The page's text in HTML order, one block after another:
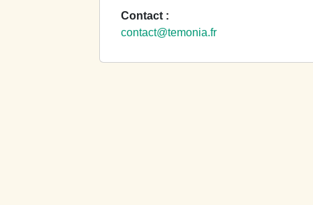
Contact :
contact@temonia.fr